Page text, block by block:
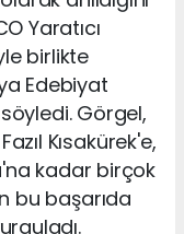
Yaratıcı
birlikte
Edebiyat
söyledi. Görgel,
Kısakürek'e,
kadar birçok
bu başarıda